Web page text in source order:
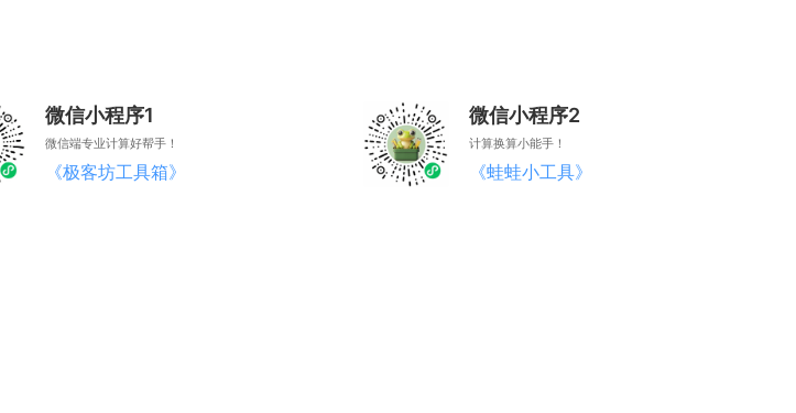
微信小程序1
微信端专业计算好帮手！
《极客坊工具箱》
微信小程序2
计算换算小能手！
《蛙蛙小工具》